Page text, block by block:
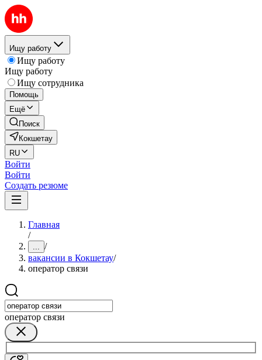
Ищу работу
Ищу работу
Ищу работу
Ищу сотрудника
Помощь
Ещё
Поиск
Кокшетау
RU
Войти
Войти
Создать резюме
Главная
/
... /
вакансии в Кокшетау/
оператор связи
оператор связи